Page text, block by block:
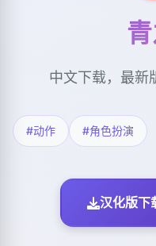
中文下载，最新
#动作 #角色扮演
汉化版下